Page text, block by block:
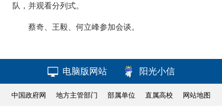
队，并观看分列式。
蔡奇、王毅、何立峰参加会谈。
电脑版网站 阳光小信
中国政府网 地方主管部门 部属单位 直属高校 网站地图